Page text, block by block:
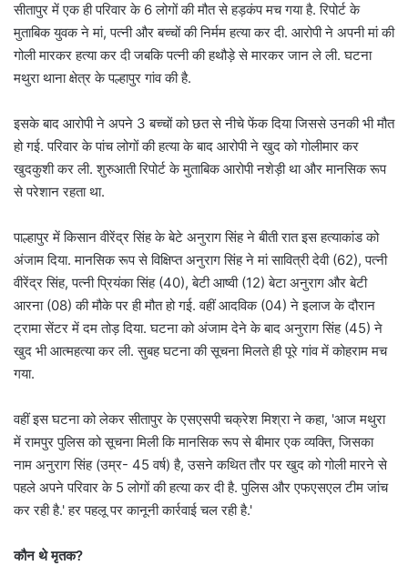
सीतापुर में एक ही परिवार के 6 लोगों की मौत से हड़कंप मच गया है. रिपोर्ट के
मुताबिक युवक ने मां, पत्नी और बच्चों की निर्मम हत्या कर दी. आरोपी ने अपनी मां की
गोली मारकर हत्या कर दी जबकि पत्नी की हथौड़े से मारकर जान ले ली. घटना
मथुरा थाना क्षेत्र के पल्हापुर गांव की है.
इसके बाद आरोपी ने अपने 3 बच्चों को छत से नीचे फेंक दिया जिससे उनकी भी मौत
हो गई. परिवार के पांच लोगों की हत्या के बाद आरोपी ने खुद को गोलीमार कर
खुदकुशी कर ली. शुरुआती रिपोर्ट के मुताबिक आरोपी नशेड़ी था और मानसिक रूप
से परेशान रहता था.
पाल्हापुर में किसान वीरेंद्र सिंह के बेटे अनुराग सिंह ने बीती रात इस हत्याकांड को
अंजाम दिया. मानसिक रूप से विक्षिप्त अनुराग सिंह ने मां सावित्री देवी (62), पत्नी
वीरेंद्र सिंह, पत्नी प्रियंका सिंह (40), बेटी आष्वी (12) बेटा अनुराग और बेटी
आरना (08) की मौके पर ही मौत हो गई. वहीं आदविक (04) ने इलाज के दौरान
ट्रामा सेंटर में दम तोड़ दिया. घटना को अंजाम देने के बाद अनुराग सिंह (45) ने
खुद भी आत्महत्या कर ली. सुबह घटना की सूचना मिलते ही पूरे गांव में कोहराम मच
गया.
वहीं इस घटना को लेकर सीतापुर के एसएसपी चक्रेश मिश्रा ने कहा, 'आज मथुरा
में रामपुर पुलिस को सूचना मिली कि मानसिक रूप से बीमार एक व्यक्ति, जिसका
नाम अनुराग सिंह (उम्र- 45 वर्ष) है, उसने कथित तौर पर खुद को गोली मारने से
पहले अपने परिवार के 5 लोगों की हत्या कर दी है. पुलिस और एफएसएल टीम जांच
कर रही है.' हर पहलू पर कानूनी कार्रवाई चल रही है.'
कौन थे मृतक?